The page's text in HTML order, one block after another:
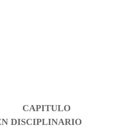
DISCIPLINARIO